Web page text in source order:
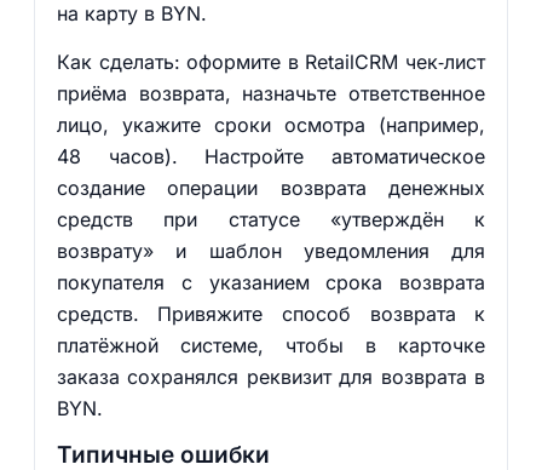
на карту в BYN.
Как сделать: оформите в RetailCRM чек‑лист
приёма возврата, назначьте ответственное
лицо, укажите сроки осмотра (например,
48 часов). Настройте автоматическое
создание операции возврата денежных
средств при статусе «утверждён к
возврату» и шаблон уведомления для
покупателя с указанием срока возврата
средств. Привяжите способ возврата к
платёжной системе, чтобы в карточке
заказа сохранялся реквизит для возврата в
BYN.
Типичные ошибки